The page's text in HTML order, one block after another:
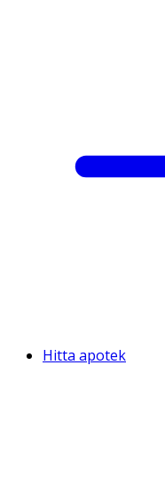
Hitta apotek